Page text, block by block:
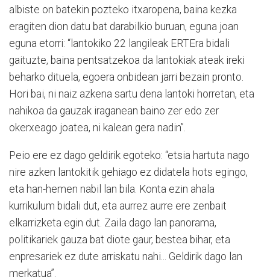
albiste on batekin pozteko itxaropena, baina kezka
eragiten dion datu bat darabilkio buruan, eguna joan
eguna etorri: “lantokiko 22 langileak ERTEra bidali
gaituzte, baina pentsatzekoa da lantokiak ateak ireki
beharko dituela, egoera onbidean jarri bezain pronto.
Hori bai, ni naiz azkena sartu dena lantoki horretan, eta
nahikoa da gauzak iraganean baino zer edo zer
okerxeago joatea, ni kalean gera nadin”.
Peio ere ez dago geldirik egoteko: “etsia hartuta nago
nire azken lantokitik gehiago ez didatela hots egingo,
eta han-hemen nabil lan bila. Konta ezin ahala
kurrikulum bidali dut, eta aurrez aurre ere zenbait
elkarrizketa egin dut. Zaila dago lan panorama,
politikariek gauza bat diote gaur, bestea bihar, eta
enpresariek ez dute arriskatu nahi... Geldirik dago lan
merkatua”.